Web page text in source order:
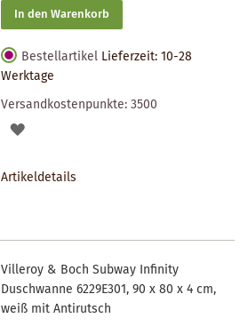
In den Warenkorb
Bestellartikel Lieferzeit: 10-28
Werktage
Versandkostenpunkte:3500
AUF
Artikeldetails
Villeroy & Boch Subway Infinity
Duschwanne 6229E301, 90 x 80 x 4 cm,
weiß mit Antirutsch